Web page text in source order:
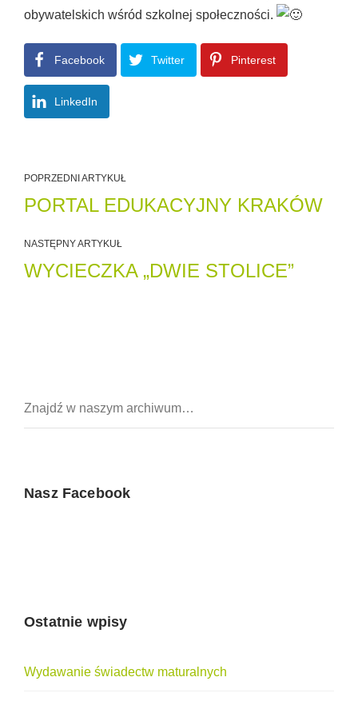
obywatelskich wśród szkolnej społeczności.
Facebook Twitter Pinterest
LinkedIn
POPRZEDNI ARTYKUŁ
PORTAL EDUKACYJNY KRAKÓW
NASTĘPNY ARTYKUŁ
WYCIECZKA „DWIE STOLICE”
Nasz Facebook
Ostatnie wpisy
Wydawanie świadectw maturalnych